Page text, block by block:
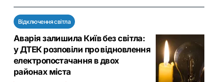
Відключення світла
Аварія залишила Київ без світла:
у ДТЕК розповіли про відновлення
електропостачання в двох
районах міста